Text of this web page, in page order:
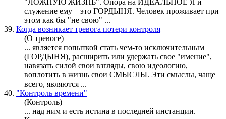
"ЛОЖНУЮ ЖИЗНЬ". Опора на ИДЕАЛЬНОЕ Я и
служение ему – это ГОРДЫНЯ. Человек проживает при
этом как бы "не свою" ...
39. Когда возникает тревога потери контроля
(О тревоге)
... является попыткой стать чем-то исключительным
(ГОРДЫНЯ), расширить или удержать свое "имение",
навязать силой свои взгляды, свою идеологию,
воплотить в жизнь свои СМЫСЛЫ. Эти смыслы, чаще
всего, являются ...
40. "Контроль времени"
(Контроль)
... над ним и есть истина в последней инстанции.